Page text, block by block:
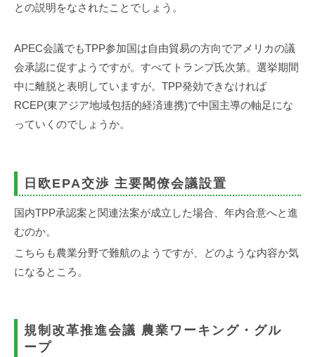
との説明をなされたことでしょう。
APEC会議でもTPP参加国は自由貿易の方向でアメリカの議
会承認に促すようですが。すべてトランプ氏次第。選挙期間
中に離脱と表明していますが。TPP発効できなければ
RCEP(東アジア地域包括的経済連携)で中国主導の軸足にな
っていくのでしょうか。
日欧EPA交渉 主要閣僚会議設置
国内TPP承認案と関連法案が成立した場合、年内合意へと進
むのか。
こちらも農業分野で難航のようですが、どのような内容か気
になるところ。
規制改革推進会議 農業ワーキング・グル
ープ